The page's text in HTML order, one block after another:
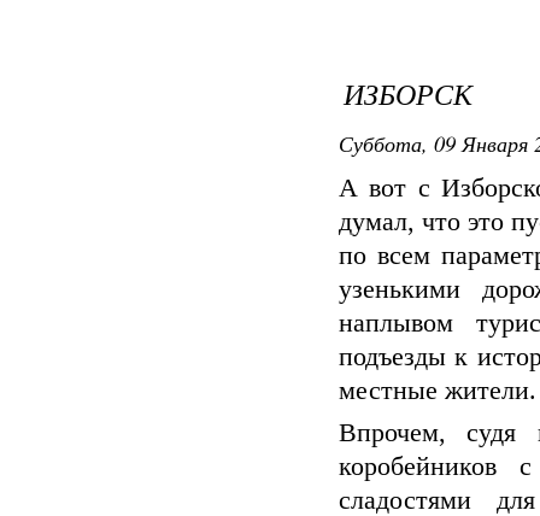
ИЗБОРСК
Суббота, 09 Января
А вот с
думал, что это
по всем
узенькими
наплывом
подъезды к
местные
Впрочем,
коробейников
сладостями